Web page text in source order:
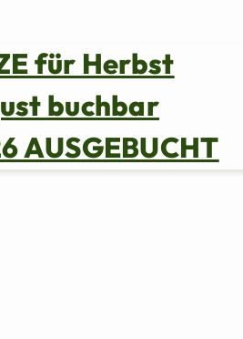
für Herbst
buchbar
AUSGEBUCHT